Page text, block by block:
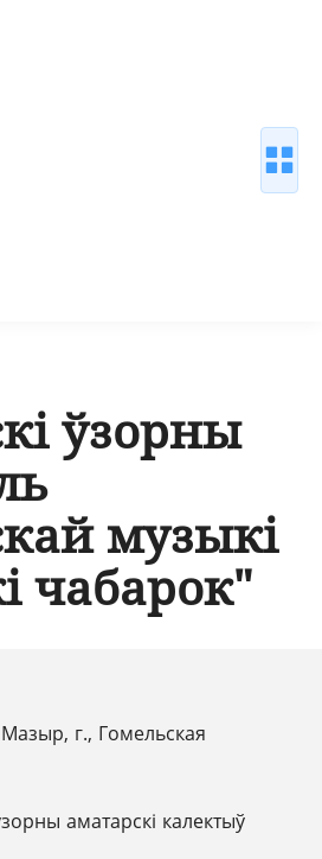
ўзорны
музыкі
чабарок"
г., Гомельская
аматарскі калектыў